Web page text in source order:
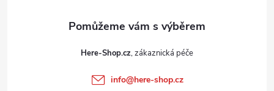
Here-Shop.cz
info@here-shop.cz